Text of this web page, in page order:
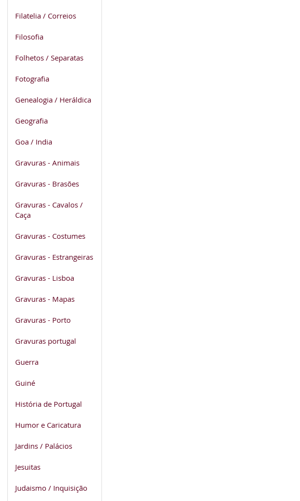
Filatelia / Correios
Filosofia
Folhetos / Separatas
Fotografia
Genealogia / Heráldica
Geografia
Goa / India
Gravuras - Animais
Gravuras - Brasões
Gravuras - Cavalos /
Caça
Gravuras - Costumes
Gravuras - Estrangeiras
Gravuras - Lisboa
Gravuras - Mapas
Gravuras - Porto
Gravuras portugal
Guerra
Guiné
História de Portugal
Humor e Caricatura
Jardins / Palácios
Jesuitas
Judaismo / Inquisição